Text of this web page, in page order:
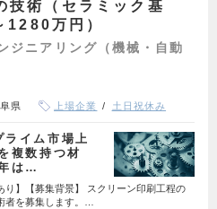
技術（セラミック基
1280万円）
ジニアリング（機械・自動
県 上場企業 土日祝休み
ライム市場上
複数持つ材
は…
り】【募集背景】 スクリーン印刷工程の
者を募集します。…